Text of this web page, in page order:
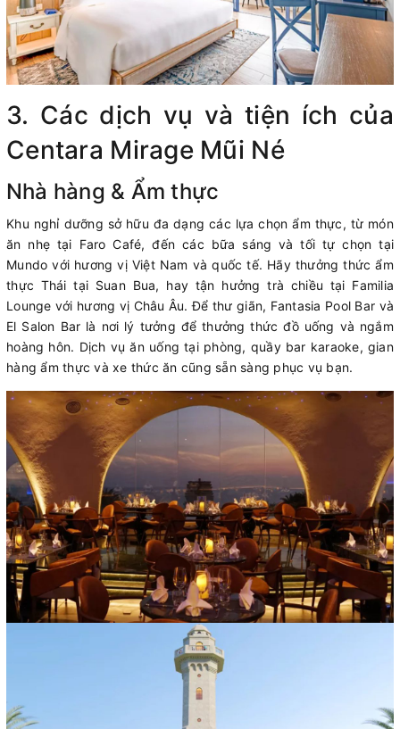
3. Các dịch vụ và tiện ích của
Centara Mirage Mũi Né
Nhà hàng & Ẩm thực
Khu nghỉ dưỡng sở hữu đa dạng các lựa chọn ẩm thực, từ món
ăn nhẹ tại Faro Café, đến các bữa sáng và tối tự chọn tại
Mundo với hương vị Việt Nam và quốc tế. Hãy thưởng thức ẩm
thực Thái tại Suan Bua, hay tận hưởng trà chiều tại Familia
Lounge với hương vị Châu Âu. Để thư giãn, Fantasia Pool Bar và
El Salon Bar là nơi lý tưởng để thưởng thức đồ uống và ngắm
hoàng hôn. Dịch vụ ăn uống tại phòng, quầy bar karaoke, gian
hàng ẩm thực và xe thức ăn cũng sẵn sàng phục vụ bạn.